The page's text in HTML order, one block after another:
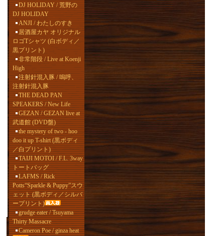
DJ HOLIDAY / 荒野の
DJ HOLIDAY
ANJI / わたしのすき
居酒屋カヤ オリジナル
ロゴTシャツ (白ボディ／
黒プリント)
非常階段 / Live at Koenji
High
注射針混入豚 / 嗚呼、
注射針混入豚
THE DEAD PAN
SPEAKERS / New Life
GEZAN / GEZAN live at
武道館 (DVD盤)
the mystery of two - hoo
doo it up T-shirt (黒ボディ
／白プリント)
TAIJI MOTOI / F.L. 3way
トートバッグ
LAFMS / Rick
Potts“Sparkle & Puppy”スウ
ェット (黒ボディ／シルバ
ープリント)
grudge eater / Tsuyama
Thirty Massacre
Cameron Poe / ginza heat